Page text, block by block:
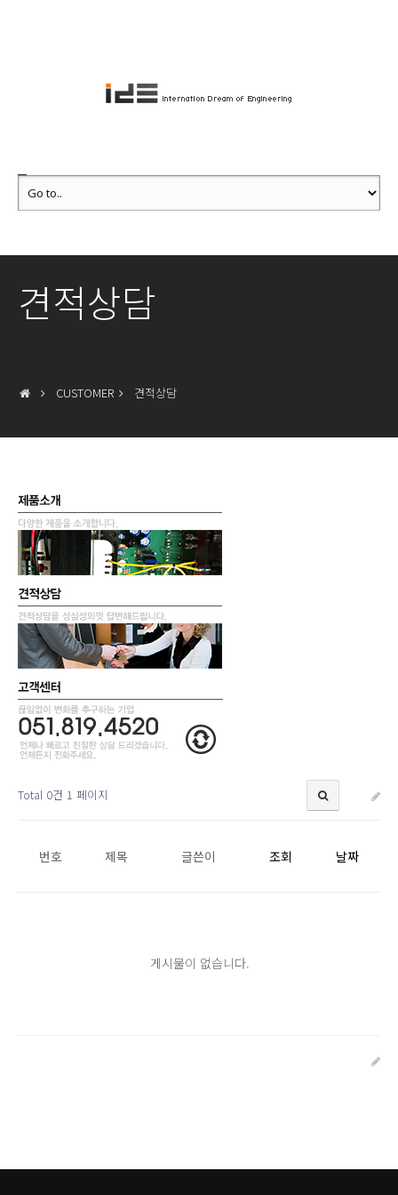
견적상담
CUSTOMER 견적상담
Total 0건 1 페이지
번호 제목 글쓴이 조회 날짜
게시물이 없습니다.